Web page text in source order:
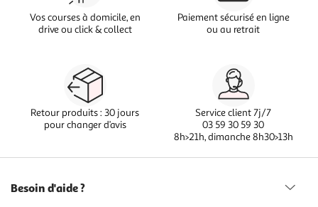
Vos courses à domicile, en
drive ou click & collect
Paiement sécurisé en ligne
ou au retrait
Retour produits : 30 jours
pour changer d’avis
Service client 7j/7
03 59 30 59 30
8h>21h, dimanche 8h30>13h
Besoin d'aide ?